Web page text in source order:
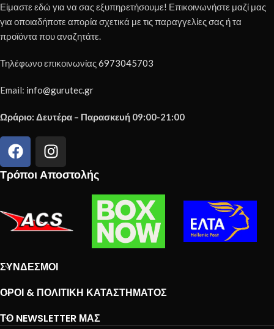
Είμαστε εδώ για να σας εξυπηρετήσουμε! Επικοινωνήστε μαζί μας
για οποιαδήποτε απορία σχετικά με τις παραγγελίες σας ή τα
προϊόντα που αναζητάτε.
Τηλέφωνο επικοινωνίας6973045703
Email: info@gurutec.gr
Ωράριο: Δευτέρα – Παρασκευή 09:00-21:00
Τρόποι Αποστολής
ΣΎΝΔΕΣΜΟΙ
ΌΡΟΙ & ΠΟΛΙΤΙΚΉ ΚΑΤΑΣΤΉΜΑΤΟΣ
ΤΟ NEWSLETTER ΜΑΣ